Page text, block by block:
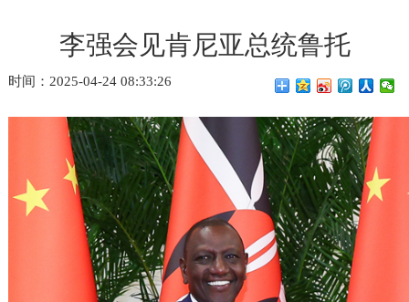
李强会见肯尼亚总统鲁托
时间：2025-04-24 08:33:26